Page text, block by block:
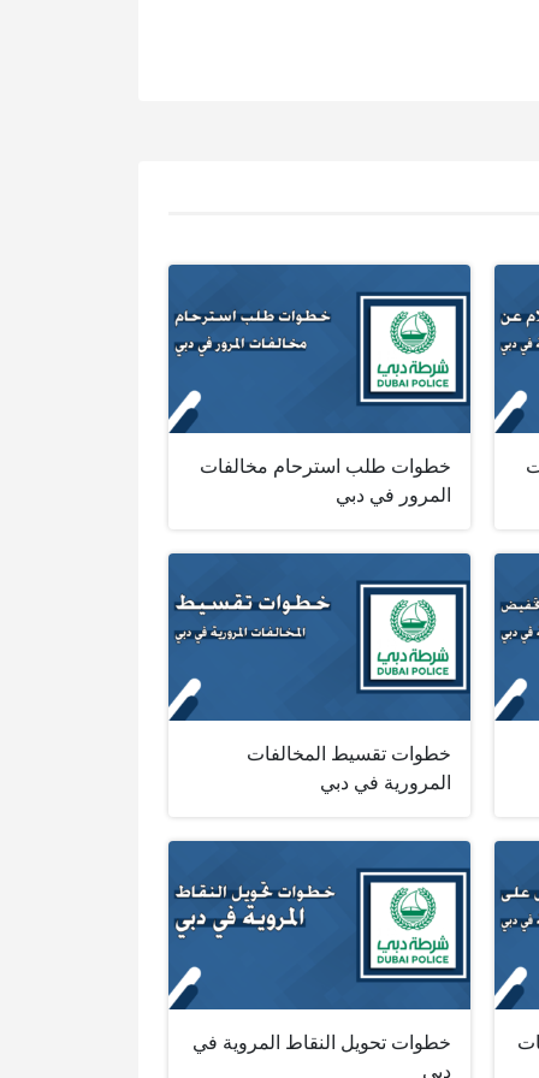
خطوات طلب استرحام مخالفات
المرور في دبي
خطوات تقسيط المخالفات
المرورية في دبي
خطوات تحويل النقاط المروية في
دبي